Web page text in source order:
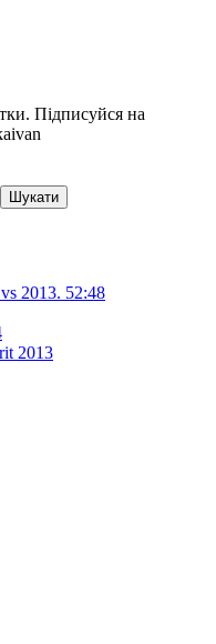
Підписуйся на
2013. 52:48
2013